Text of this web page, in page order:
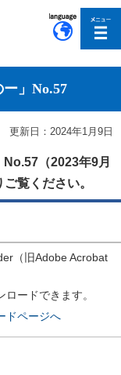
」No.57
更新日：2024年1月9日
（2023年9月
覧ください。
（旧Adobe Acrobat
ードできます。
ドページへ